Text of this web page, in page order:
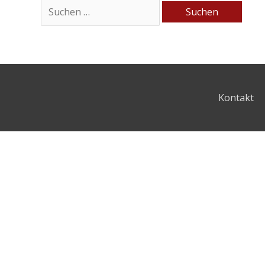
Kontakt